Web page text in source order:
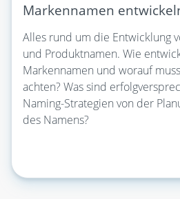
Markennamen
Alles rund um die Entwicklung
und Produktnamen. Wie
Markennamen und worauf
achten? Was sind
Naming-Strategien von der
des Namens?